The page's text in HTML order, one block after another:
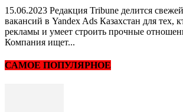
15.06.2023 Редакция Tribune делится
вакансий в Yandex Ads Казахстан для тех,
рекламы и умеет строить прочные
Компания ищет...
САМОЕ ПОПУЛЯРНОЕ